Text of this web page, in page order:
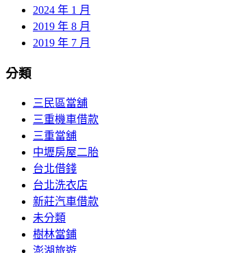
2024 年 1 月
2019 年 8 月
2019 年 7 月
分類
三民區當舖
三重機車借款
三重當舖
中壢房屋二胎
台北借錢
台北洗衣店
新莊汽車借款
未分類
樹林當鋪